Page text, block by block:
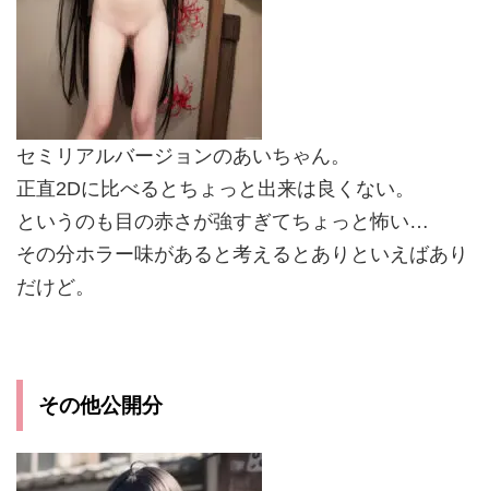
セミリアルバージョンのあいちゃん。
正直2Dに比べるとちょっと出来は良くない。
というのも目の赤さが強すぎてちょっと怖い…
その分ホラー味があると考えるとありといえばあり
だけど。
その他公開分